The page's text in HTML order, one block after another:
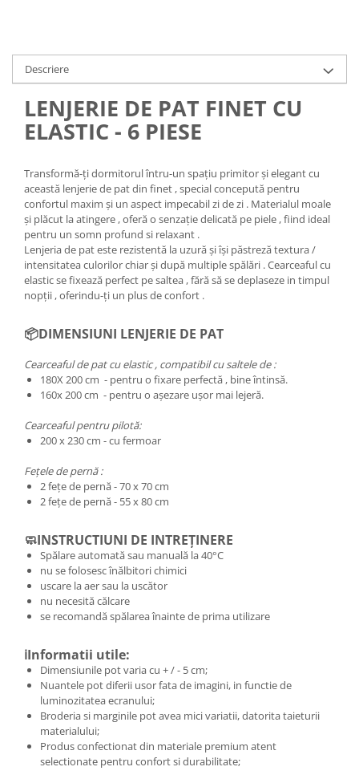
Descriere
LENJERIE DE PAT FINET CU
ELASTIC - 6 PIESE
Transformă-ți dormitorul întru-un spațiu primitor și elegant cu
această lenjerie de pat din finet , special concepută pentru
confortul maxim și un aspect impecabil zi de zi . Materialul moale
și plăcut la atingere , oferă o senzație delicată pe piele , fiind ideal
pentru un somn profund si relaxant .
Lenjeria de pat este rezistentă la uzură și își păstreză textura /
intensitatea culorilor chiar și după multiple spălări . Cearceaful cu
elastic se fixează perfect pe saltea , fără să se deplaseze in timpul
nopții , oferindu-ți un plus de confort .
📦DIMENSIUNI LENJERIE DE PAT
Cearceaful de pat cu elastic , compatibil cu saltele de :
180X 200 cm - pentru o fixare perfectă , bine întinsă.
160x 200 cm - pentru o așezare ușor mai lejeră.
Cearceaful pentru pilotă:
200 x 230 cm - cu fermoar
Fețele de pernă :
2 fețe de pernă - 70 x 70 cm
2 fețe de pernă - 55 x 80 cm
🧼INSTRUCTIUNI DE INTREȚINERE
Spălare automată sau manuală la 40°C
nu se folosesc înălbitori chimici
uscare la aer sau la uscător
nu necesită călcare
se recomandă spălarea înainte de prima utilizare
ℹ️Informatii utile:
Dimensiunile pot varia cu + / - 5 cm;
Nuantele pot diferii usor fata de imagini, in functie de
luminozitatea ecranului;
Broderia si marginile pot avea mici variatii, datorita taieturii
materialului;
Produs confectionat din materiale premium atent
selectionate pentru confort si durabilitate;